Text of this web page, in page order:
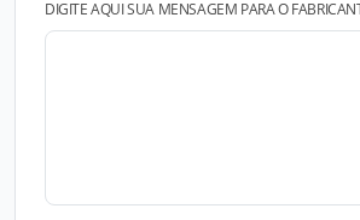
DIGITE AQUI SUA MENSAGEM PARA O